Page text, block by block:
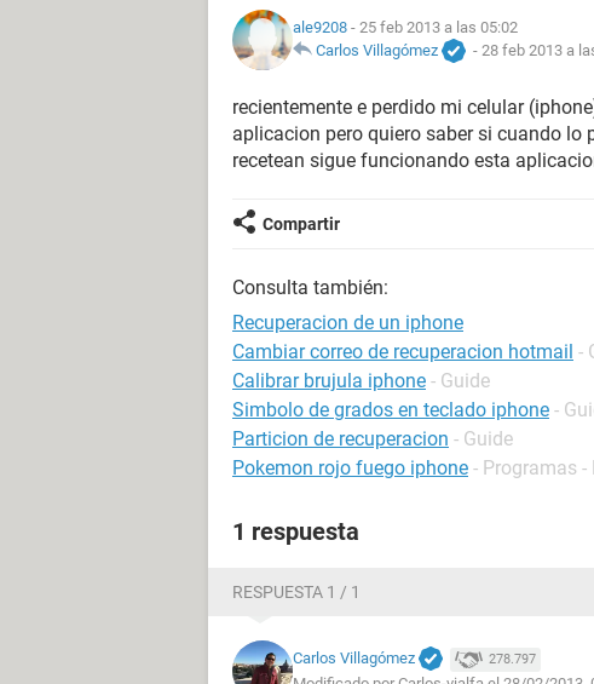
ale9208 - 25 feb 2013 a las 05:02
Carlos Villagómez
- 28 feb 2013 a
recientemente e perdido mi celular
aplicacion pero quiero saber si cuando lo
recetean sigue funcionando esta
Compartir
Consulta también:
Recuperacion de un iphone
Cambiar correo de recuperacion hotmail -
Calibrar brujula iphone - Guide
Simbolo de grados en teclado iphone -
Particion de recuperacion - Guide
Pokemon rojo fuego iphone - Programas -
1 respuesta
RESPUESTA 1 / 1
Carlos Villagómez 278.797